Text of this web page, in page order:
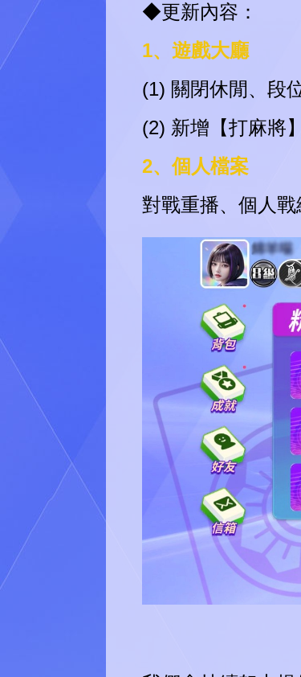
◆更新內容：
1、遊戲大廳
(1) 關閉休閒、段
(2) 新增【打麻將
2、個人檔案
對戰重播、個人戰